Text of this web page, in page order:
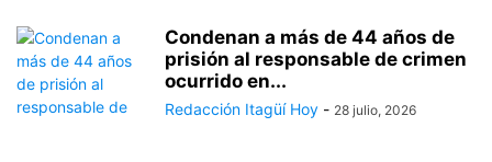
Condenan a más de 44 años de
prisión al responsable de crimen
ocurrido en...
Redacción Itagüí Hoy - 28 julio, 2026